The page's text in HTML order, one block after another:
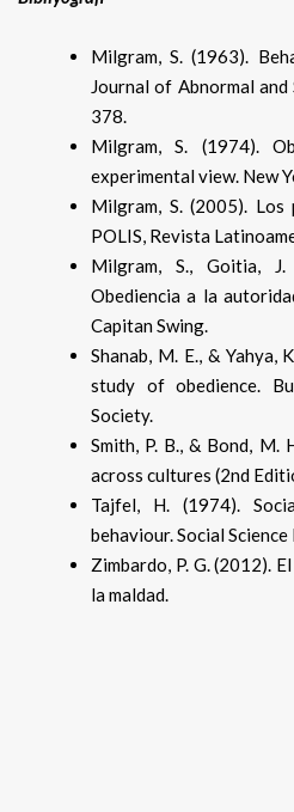
Milgram, S. (1963).
Journal of Abnormal
378.
Milgram, S. (1974).
experimental view. New
Milgram, S. (2005).
POLIS, Revista
Milgram, S., Goitia,
Obediencia a la
Capitan Swing.
Shanab, M. E., & Yahya,
study of obedience.
Society.
Smith, P. B., & Bond, M.
across cultures (2nd
Tajfel, H. (1974).
behaviour. Social
Zimbardo, P. G. (2012).
la maldad.